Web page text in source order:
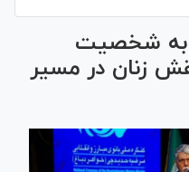
به شخصیت
زنان در مسیر